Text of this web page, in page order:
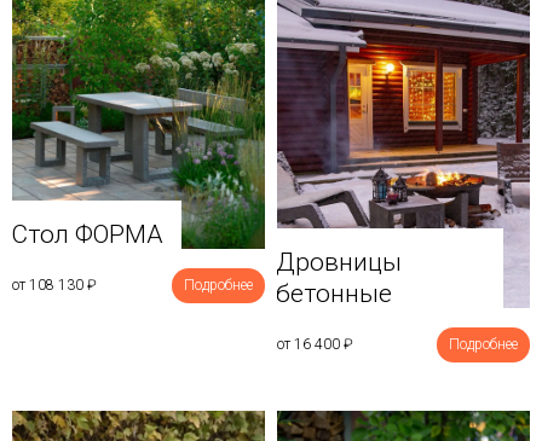
Стол ФОРМА
от 108 130 ₽ Подробнее
Дровницы
бетонные
от 16 400 ₽ Подробнее